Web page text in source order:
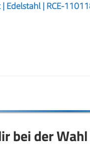
Edelstahl | RCE-
bei der